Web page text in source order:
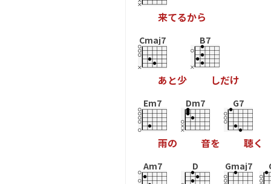
来てるから
Cmaj7
あ と少
B7
しだけ
Em7
雨の
Dm7
音を
G7
聴く
Am7 D Gmaj7